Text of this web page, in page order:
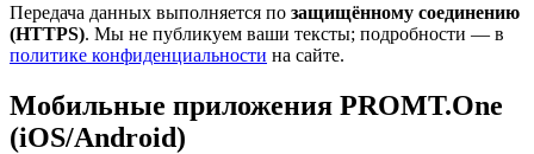
Передача данных выполняется по защищённому соединению
(HTTPS). Мы не публикуем ваши тексты; подробности — в
политике конфиденциальности на сайте.
Мобильные приложения PROMT.One
(iOS/Android)